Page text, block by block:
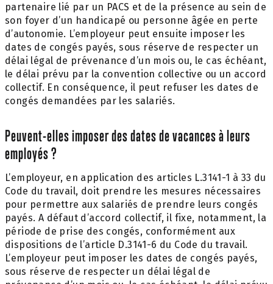
partenaire lié par un PACS et de la présence au sein de
son foyer d’un handicapé ou personne âgée en perte
d’autonomie. L’employeur peut ensuite imposer les
dates de congés payés, sous réserve de respecter un
délai légal de prévenance d’un mois ou, le cas échéant,
le délai prévu par la convention collective ou un accord
collectif. En conséquence, il peut refuser les dates de
congés demandées par les salariés.
Peuvent-elles imposer des dates de vacances à leurs
employés ?
L’employeur, en application des articles L.3141-1 à 33 du
Code du travail, doit prendre les mesures nécessaires
pour permettre aux salariés de prendre leurs congés
payés. A défaut d’accord collectif, il fixe, notamment, la
période de prise des congés, conformément aux
dispositions de l’article D.3141-6 du Code du travail.
L’employeur peut imposer les dates de congés payés,
sous réserve de respecter un délai légal de